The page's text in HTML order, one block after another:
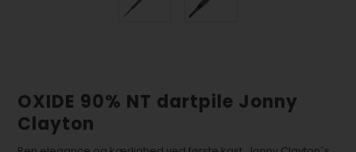
OXIDE 90% NT dartpile Jonny
Clayton